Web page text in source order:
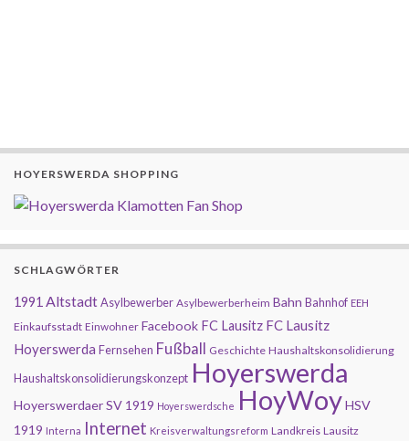
HOYERSWERDA SHOPPING
SCHLAGWÖRTER
1991 AltstadtAsylbewerber Asylbewerberheim Bahn Bahnhof EEH
Einkaufsstadt Einwohner Facebook FC Lausitz FC Lausitz
Hoyerswerda Fernsehen Fußball Geschichte Haushaltskonsolidierung
Haushaltskonsolidierungskonzept Hoyerswerda
Hoyerswerdaer SV 1919 Hoyerswerdsche HoyWoyHSV
1919 Interna Internet Kreisverwaltungsreform Landkreis Lausitz